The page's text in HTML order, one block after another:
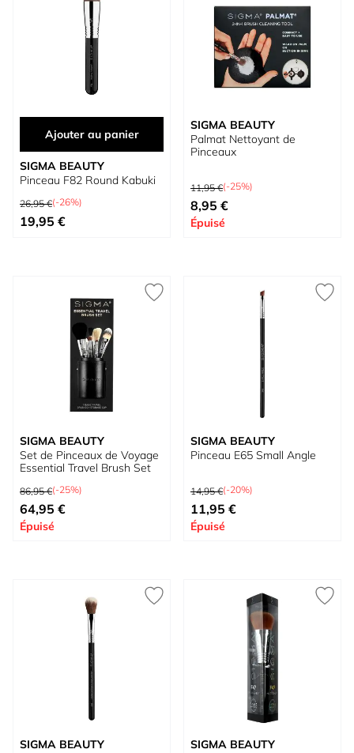
Ajouter au panier
SIGMA BEAUTY
Pinceau F82 Round Kabuki
Prix normal
26,95 €(-26%)
Prix spécial
19,95 €
SIGMA BEAUTY
Palmat Nettoyant de
Pinceaux
Prix normal
11,95 €(-25%)
Prix spécial
8,95 €
Épuisé
SIGMA BEAUTY
Set de Pinceaux de Voyage
Essential Travel Brush Set
Prix normal
86,95 €(-25%)
Prix spécial
64,95 €
Épuisé
SIGMA BEAUTY
Pinceau E65 Small Angle
Prix normal
14,95 €(-20%)
Prix spécial
11,95 €
Épuisé
SIGMA BEAUTY
SIGMA BEAUTY